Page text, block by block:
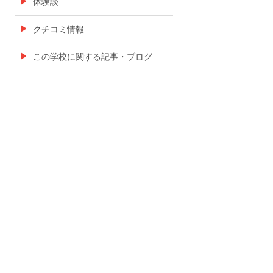
クチコミ情報
この学校に関する記事・ブログ